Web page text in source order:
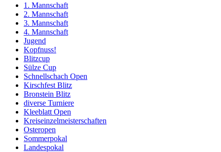
1. Mannschaft
2. Mannschaft
3. Mannschaft
4. Mannschaft
Jugend
Kopfnuss!
Blitzcup
Sülze Cup
Schnellschach Open
Kirschfest Blitz
Bronstein Blitz
diverse Turniere
Kleeblatt Open
Kreiseinzelmeisterschaften
Osteropen
Sommerpokal
Landespokal